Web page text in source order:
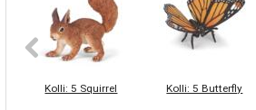
Kolli: 5 Squirrel Kolli: 5 Butterfly